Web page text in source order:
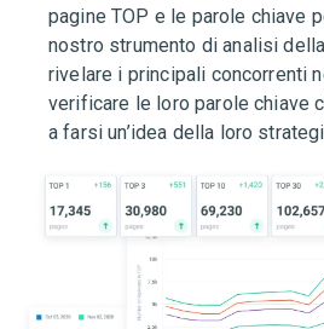
pagine TOP e le parole chiave
nostro strumento di analisi
rivelare i principali concorrenti
verificare le loro parole chiave
a farsi un’idea della loro